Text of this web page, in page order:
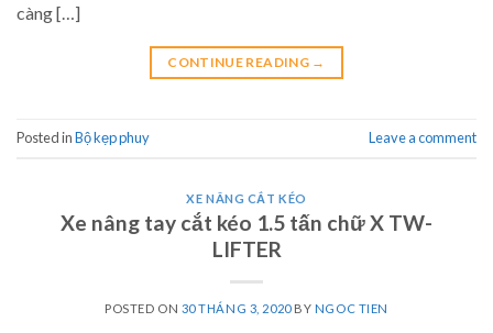
càng […]
CONTINUE READING →
Posted inBộ kẹp phuy Leave a comment
XE NÂNG CẮT KÉO
Xe nâng tay cắt kéo 1.5 tấn chữ X TW-
LIFTER
POSTED ON 30 THÁNG 3, 2020BY NGOC TIEN